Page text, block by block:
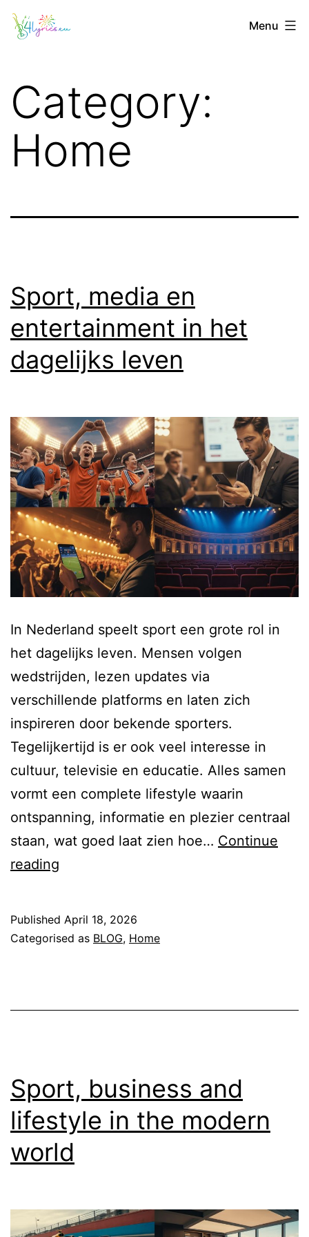
Skip
4lyrics.eu Menu
Category:
Home
Sport, media en
entertainment in het
dagelijks leven
In Nederland speelt sport een grote rol in
het dagelijks leven. Mensen volgen
wedstrijden, lezen updates via
verschillende platforms en laten zich
inspireren door bekende sporters.
Tegelijkertijd is er ook veel interesse in
cultuur, televisie en educatie. Alles samen
vormt een complete lifestyle waarin
ontspanning, informatie en plezier centraal
staan, wat goed laat zien hoe… Continue
reading
entertainment
Published April 18, 2026
Categorised as BLOG, Home
Sport, business and
lifestyle in the modern
world